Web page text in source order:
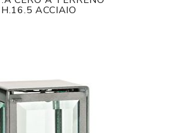
H.16.5 ACCIAIO